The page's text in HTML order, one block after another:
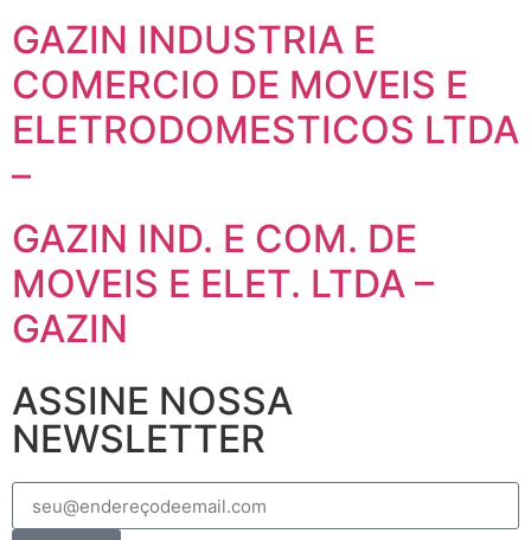
GAZIN INDUSTRIA E
COMERCIO DE MOVEIS E
ELETRODOMESTICOS LTDA
–
GAZIN IND. E COM. DE
MOVEIS E ELET. LTDA –
GAZIN
ASSINE NOSSA
NEWSLETTER